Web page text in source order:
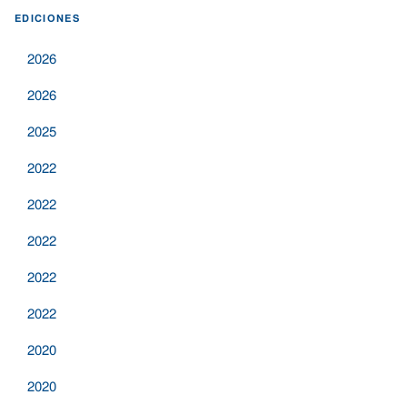
EDICIONES
2026
2026
2025
2022
2022
2022
2022
2022
2020
2020